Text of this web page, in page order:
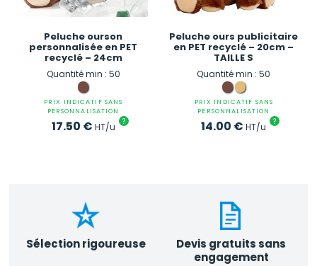
Peluche ourson
personnalisée en PET
recyclé – 24cm
Quantité min : 50
PRIX INDICATIF SANS
PERSONNALISATION
17.50 € HT/u ?
Peluche ours publicitaire
en PET recyclé – 20cm –
TAILLE S
Quantité min : 50
PRIX INDICATIF SANS
PERSONNALISATION
14.00 € HT/u ?
Sélection rigoureuse
Devis gratuits sans
engagement